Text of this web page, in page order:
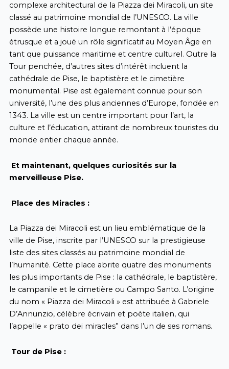
complexe architectural de la Piazza dei Miracoli, un site
classé au patrimoine mondial de l’UNESCO. La ville
possède une histoire longue remontant à l’époque
étrusque et a joué un rôle significatif au Moyen Âge en
tant que puissance maritime et centre culturel. Outre la
Tour penchée, d’autres sites d’intérêt incluent la
cathédrale de Pise, le baptistère et le cimetière
monumental. Pise est également connue pour son
université, l’une des plus anciennes d’Europe, fondée en
1343. La ville est un centre important pour l’art, la
culture et l’éducation, attirant de nombreux touristes du
monde entier chaque année.
Et maintenant, quelques curiosités sur la
merveilleuse Pise.
Place des Miracles :
La Piazza dei Miracoli est un lieu emblématique de la
ville de Pise, inscrite par l’UNESCO sur la prestigieuse
liste des sites classés au patrimoine mondial de
l’humanité. Cette place abrite quatre des monuments
les plus importants de Pise : la cathédrale, le baptistère,
le campanile et le cimetière ou Campo Santo. L’origine
du nom « Piazza dei Miracoli » est attribuée à Gabriele
D’Annunzio, célèbre écrivain et poète italien, qui
l’appelle « prato dei miracles” dans l’un de ses romans.
Tour de Pise :